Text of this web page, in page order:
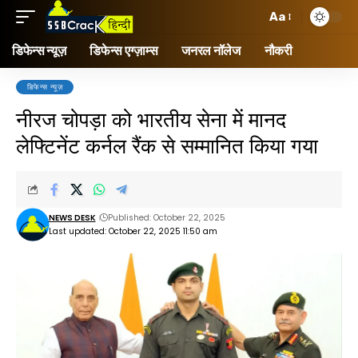
Aa
डिफेन्स न्यूज़ डिफेन्स एग्ज़ाम्स जनरल नॉलेज नौकरी
डिफेन्स न्यूज़
नीरज चोपड़ा को भारतीय सेना में मानद
लेफ्टिनेंट कर्नल रैंक से सम्मानित किया गया
Last updated: October 22, 2025 11:50 am
NEWS DESK Published: October 22, 2025